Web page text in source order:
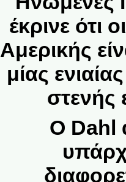
έκρινε ότι
Αμερικής
μίας
στενής
Ο Dahl